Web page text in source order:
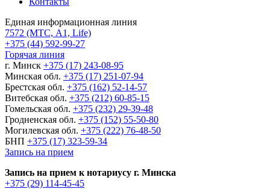
Единая информационная линия
7572 (МТС, A1, Life)
+375 (44) 592-99-27
Горячая линия
г. Минск +375 (17) 243-08-95
Минская обл. +375 (17) 251-07-94
Брестская обл. +375 (162) 52-14-57
Витебская обл. +375 (212) 60-85-15
Гомельская обл. +375 (232) 29-39-48
Гродненская обл. +375 (152) 55-50-80
Могилевская обл. +375 (222) 76-48-50
БНП +375 (17) 323-59-34
Запись на прием
Запись на прием к нотариусу г. Минска
+375 (29) 114-45-45